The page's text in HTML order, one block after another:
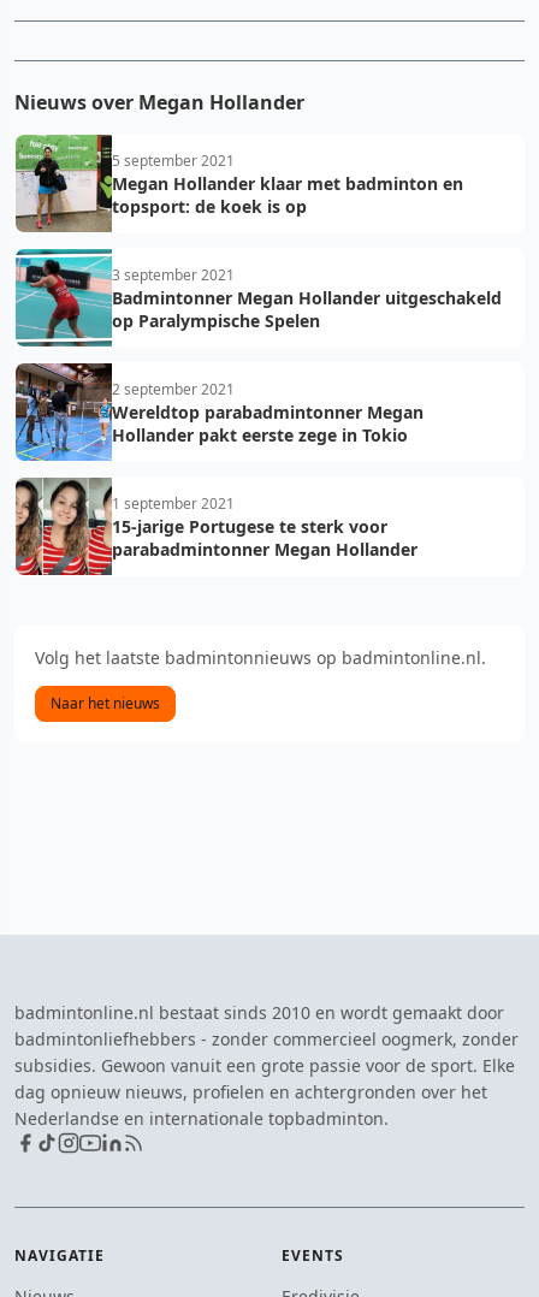
Nieuws over Megan Hollander
5 september 2021
Megan Hollander klaar met badminton en
topsport: de koek is op
3 september 2021
Badmintonner Megan Hollander uitgeschakeld
op Paralympische Spelen
2 september 2021
Wereldtop parabadmintonner Megan
Hollander pakt eerste zege in Tokio
1 september 2021
15-jarige Portugese te sterk voor
parabadmintonner Megan Hollander
Volg het laatste badmintonnieuws op badmintonline.nl.
Naar het nieuws
badmintonline.nl bestaat sinds 2010 en wordt gemaakt door
badmintonliefhebbers - zonder commercieel oogmerk, zonder
subsidies. Gewoon vanuit een grote passie voor de sport. Elke
dag opnieuw nieuws, profielen en achtergronden over het
Nederlandse en internationale topbadminton.
NAVIGATIE EVENTS